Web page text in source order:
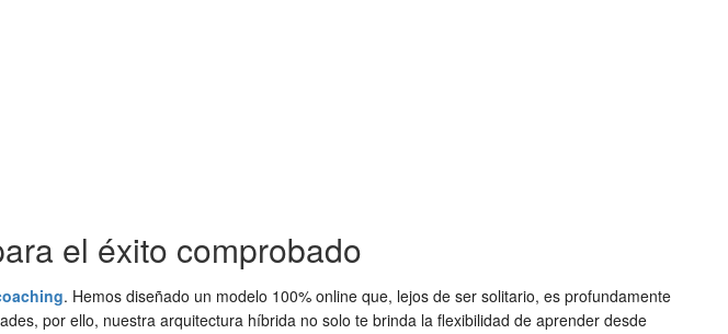
el éxito comprobado
. Hemos diseñado un modelo 100% online que, lejos de ser solitario, es profundamente
por ello, nuestra arquitectura híbrida no solo te brinda la flexibilidad de aprender desde